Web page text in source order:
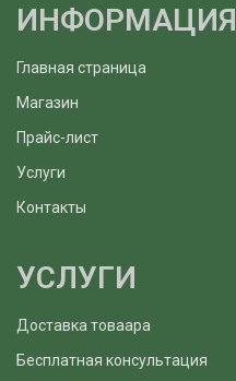
ИНФОРМАЦИЯ
Главная страница
Магазин
Прайс-лист
Услуги
Контакты
УСЛУГИ
Доставка товаара
Бесплатная консультация